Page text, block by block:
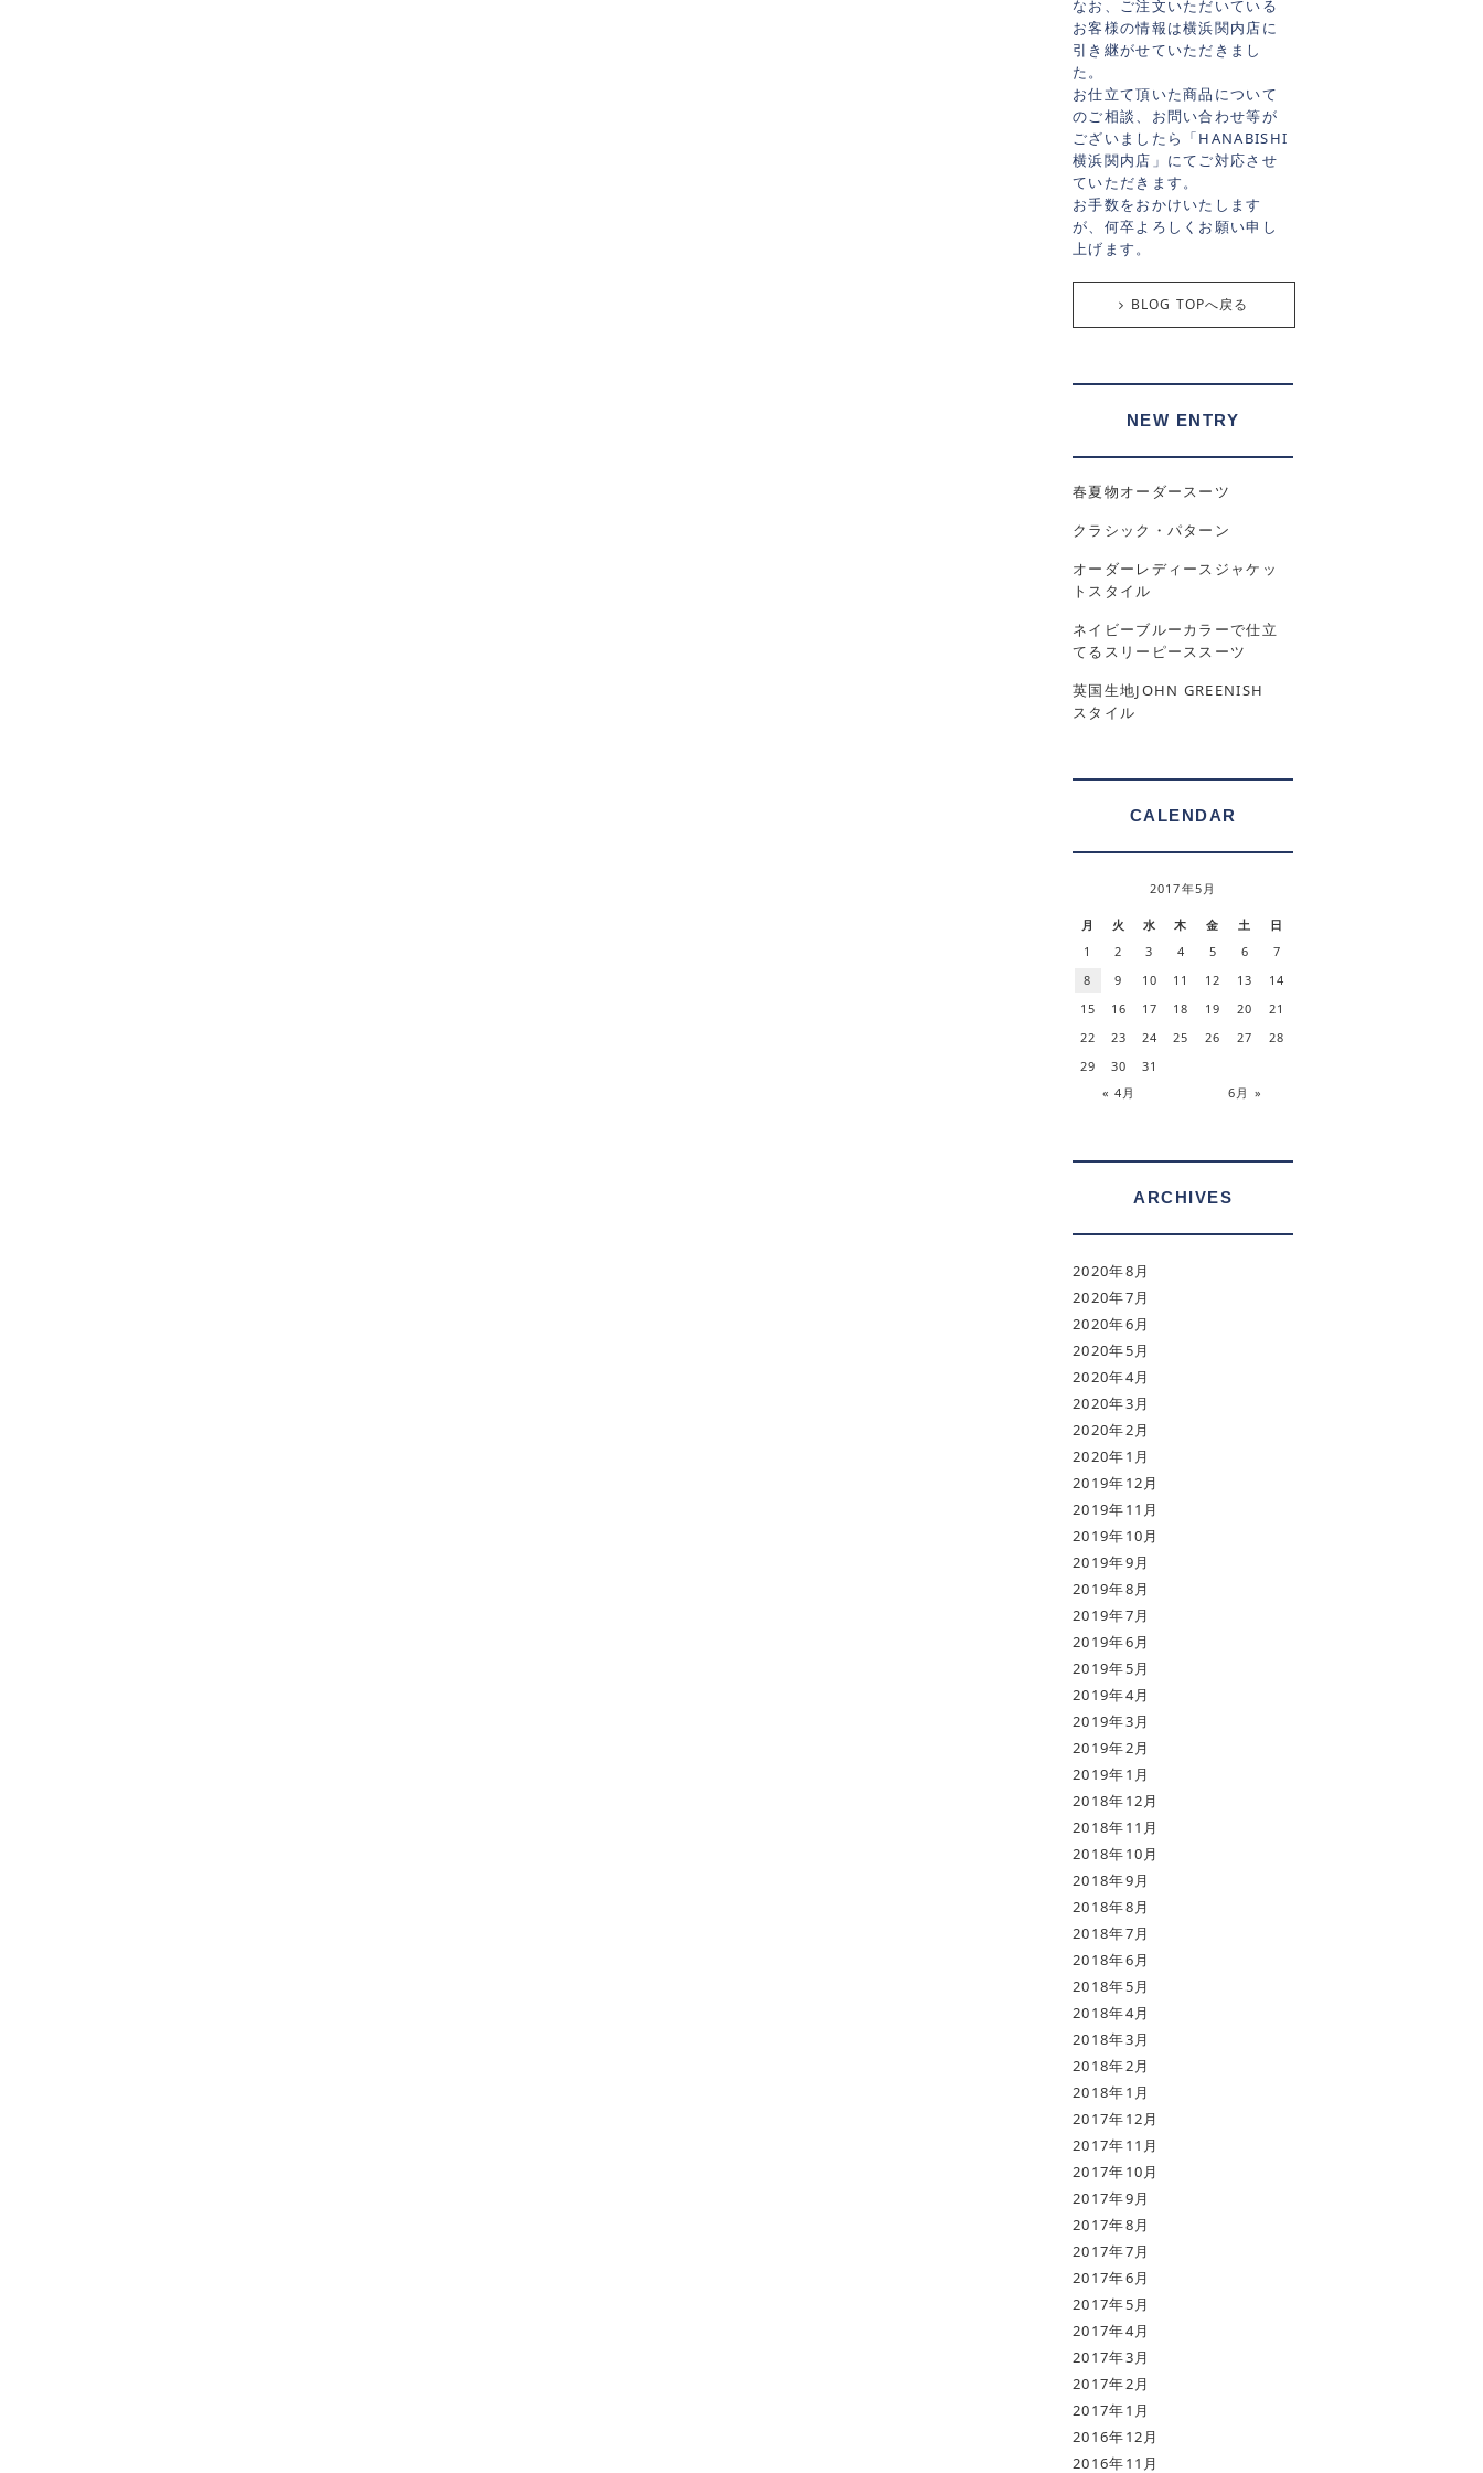
なお、ご注文いただいている
お客様の情報は横浜関内店に
引き継がせていただきまし
た。
お仕立て頂いた商品について
のご相談、お問い合わせ等が
ございましたら「HANABISHI
横浜関内店」にてご対応させ
ていただきます。
お手数をおかけいたします
が、何卒よろしくお願い申し
上げます。
BLOG TOPへ戻る
NEW ENTRY
春夏物オーダースーツ
クラシック・パターン
オーダーレディースジャケッ
トスタイル
ネイビーブルーカラーで仕立
てるスリーピーススーツ
英国生地JOHN GREENISH
スタイル
CALENDAR
2017年5月
月 火 水 木 金 土 日
« 4月 6月 »
1 2 3 4 5 6
7
8
9 10 11 12 13
14
15
16 17 18 19 20
21
22
23 24 25 26 27
28
29
30 31
ARCHIVES
2020年8月
2020年7月
2020年6月
2020年5月
2020年4月
2020年3月
2020年2月
2020年1月
2019年12月
2019年11月
2019年10月
2019年9月
2019年8月
2019年7月
2019年6月
2019年5月
2019年4月
2019年3月
2019年2月
2019年1月
2018年12月
2018年11月
2018年10月
2018年9月
2018年8月
2018年7月
2018年6月
2018年5月
2018年4月
2018年3月
2018年2月
2018年1月
2017年12月
2017年11月
2017年10月
2017年9月
2017年8月
2017年7月
2017年6月
2017年5月
2017年4月
2017年3月
2017年2月
2017年1月
2016年12月
2016年11月